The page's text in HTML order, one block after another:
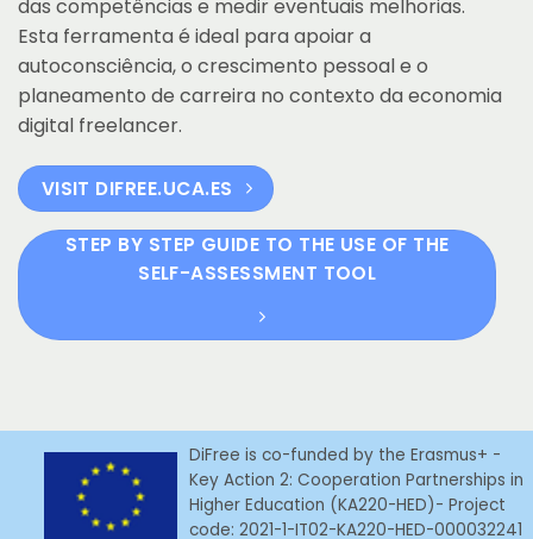
das competências e medir eventuais melhorias.
Esta ferramenta é ideal para apoiar a
autoconsciência, o crescimento pessoal e o
planeamento de carreira no contexto da economia
digital freelancer.
VISIT DIFREE.UCA.ES
STEP BY STEP GUIDE TO THE USE OF THE
SELF-ASSESSMENT TOOL
DiFree is co-funded by the Erasmus+ -
Key Action 2: Cooperation Partnerships in
Higher Education (KA220-HED)- Project
code: 2021-1-IT02-KA220-HED-000032241